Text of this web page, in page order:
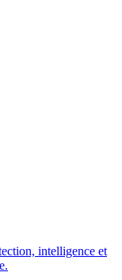
intelligence et